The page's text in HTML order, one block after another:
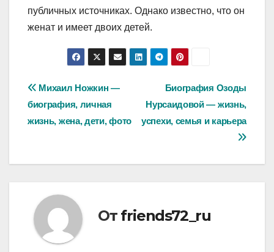
публичных источниках. Однако известно, что он
женат и имеет двоих детей.
Навигация
по
Биография Озоды
Нурсаидовой — жизнь,
успехи, семья и карьера
Михаил Ножкин —
биография, личная
жизнь, жена, дети, фото
От friends72_ru